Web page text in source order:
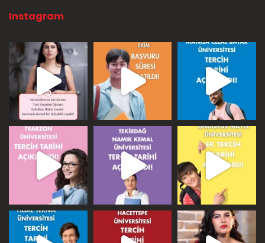
Instagram